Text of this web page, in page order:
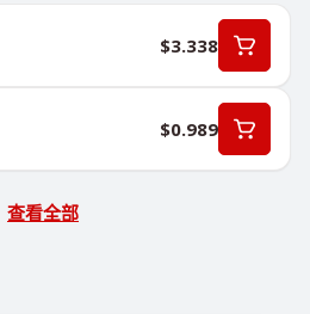
$3.338
$0.989
查看全部